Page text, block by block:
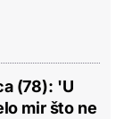
(78): 'U
mir što ne